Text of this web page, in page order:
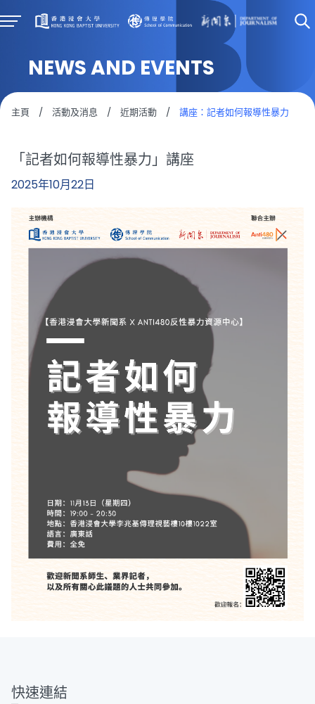
NEWS AND EVENTS
主頁 / 活動及消息 / 近期活動 / 講座：記者如何報導性暴力
「記者如何報導性暴力」講座
2025年10月22日
快速連結